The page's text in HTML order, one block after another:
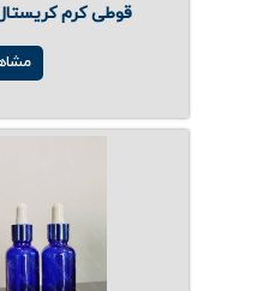
قوطی کرم کریستال 10گرمی -